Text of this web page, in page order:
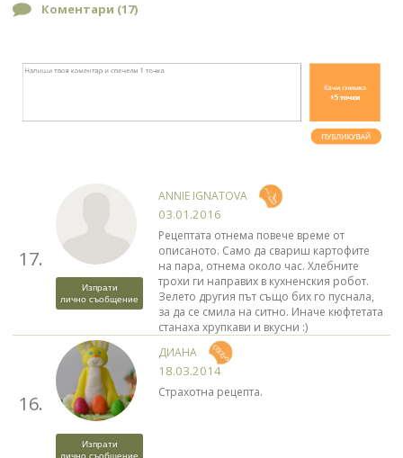
Коментари (17)
17.
Изпрати
лично съобщение
ANNIE IGNATOVA
03.01.2016
Рецептата отнема повече време от
описаното. Само да свариш картофите
на пара, отнема около час. Хлебните
трохи ги направих в кухненския робот.
Зелето другия път също бих го пуснала,
за да се смила на ситно. Иначе кюфтетата
станаха хрупкави и вкусни :)
16.
Изпрати
ДИАНА
18.03.2014
Страхотна рецепта.